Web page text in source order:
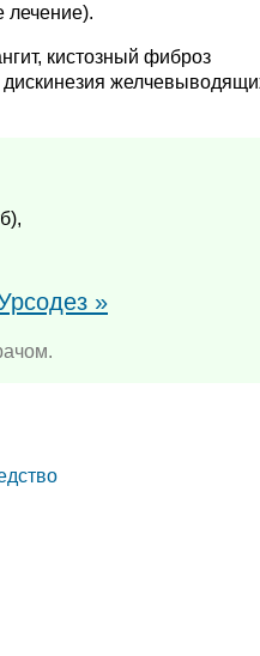
лечение).
кистозный фиброз
дискинезия
»